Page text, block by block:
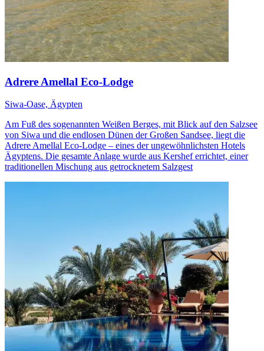
Adrere Amellal Eco-Lodge
Siwa-Oase, Ägypten
Am Fuß des sogenannten Weißen Berges, mit Blick auf den Salzsee
von Siwa und die endlosen Dünen der Großen Sandsee, liegt die
Adrere Amellal Eco-Lodge – eines der ungewöhnlichsten Hotels
Ägyptens. Die gesamte Anlage wurde aus Kershef errichtet, einer
traditionellen Mischung aus getrocknetem Salzgest